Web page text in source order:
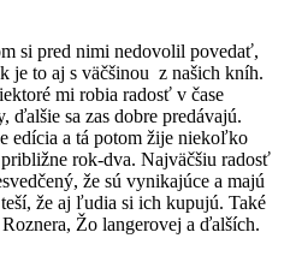
si pred nimi nedovolil povedať,
je to aj s väčšinou z našich kníh.
mi robia radosť v čase
ďalšie sa zas dobre predávajú.
edícia a tá potom žije niekoľko
rok-dva. Najväčšiu radosť
že sú vynikajúce a majú
že aj ľudia si ich kupujú. Také
Žo langerovej a ďalších.